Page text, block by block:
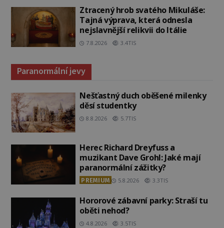
Ztracený hrob svatého Mikuláše:
Tajná výprava, která odnesla
nejslavnější relikvii do Itálie
7.8.2026 3.4TIS
Paranormální jevy
Nešťastný duch oběšené milenky
děsí studentky
8.8.2026 5.7TIS
Herec Richard Dreyfuss a
muzikant Dave Grohl: Jaké mají
paranormální zážitky?
PREMIUM 5.8.2026 3.3TIS
Hororové zábavní parky: Straší tu
oběti nehod?
4.8.2026 3.5TIS